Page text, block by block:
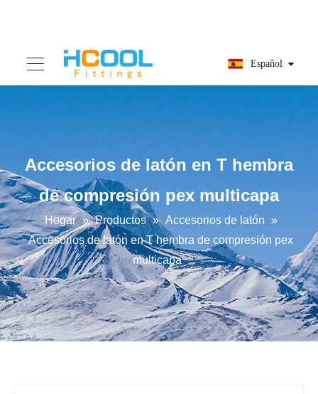
Español
Accesorios de latón en T hembra
de compresión pex multicapa
Hogar » Productos » Accesorios de latón »
Accesorios de latón en T hembra de compresión pex
multicapa